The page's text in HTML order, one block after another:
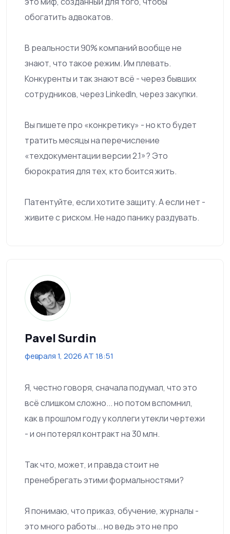
обогатить адвокатов.
В реальности 90% компаний вообще не
знают, что такое режим. Им плевать.
Конкуренты и так знают всё - через бывших
сотрудников, через LinkedIn, через закупки.
Вы пишете про «конкретику» - но кто будет
тратить месяцы на перечисление
«техдокументации версии 2.1»? Это
бюрократия для тех, кто боится жить.
Патентуйте, если хотите защиту. А если нет -
живите с риском. Не надо панику раздувать.
Pavel Surdin
февраля 1, 2026 AT 18:51
Я, честно говоря, сначала подумал, что это
всё слишком сложно... но потом вспомнил,
как в прошлом году у коллеги утекли чертежи
- и он потерял контракт на 30 млн.
Так что, может, и правда стоит не
пренебрегать этими формальностями?
Я понимаю, что приказ, обучение, журналы -
это много работы... но ведь это не про